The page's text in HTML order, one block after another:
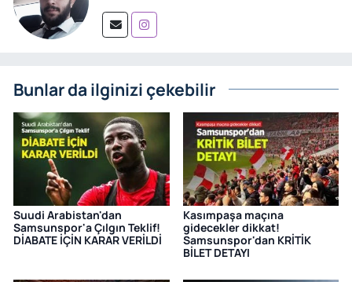
Bunlar da ilginizi çekebilir
Suudi Arabistan'dan
Samsunspor'a Çılgın Teklif!
DİABATE İÇİN KARAR VERİLDİ
Kasımpaşa maçına
gidecekler dikkat!
Samsunspor'dan KRİTİK
BİLET DETAYI